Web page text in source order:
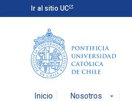
Ir al sitio UC
Inicio Nosotros arrow_drop_down